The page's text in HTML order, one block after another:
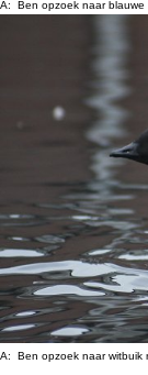
A: Ben opzoek naar blauwe
A: Ben opzoek naar witbuik